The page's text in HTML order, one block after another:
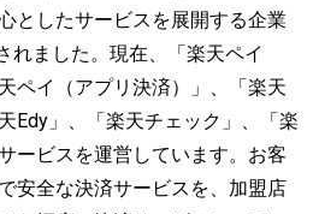
としたサービスを展開する企業
れました。現在、「楽天ペイ
ペイ（アプリ決済）」、「楽天
Edy」、「楽天チェック」、「楽
ービスを運営しています。お客
安全な決済サービスを、加盟店